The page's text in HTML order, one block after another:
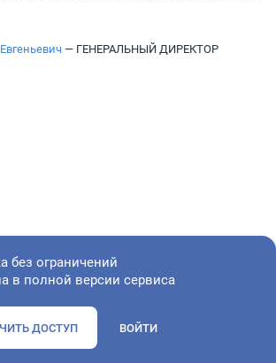
— ГЕНЕРАЛЬНЫЙ ДИРЕКТОР
компании
без ограничений
в полной версии сервиса
ДОСТУП ВОЙТИ